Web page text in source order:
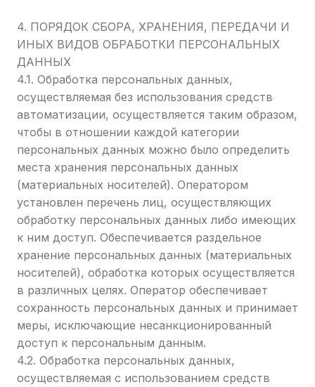
4. ПОРЯДОК СБОРА, ХРАНЕНИЯ, ПЕРЕДАЧИ И
ИНЫХ ВИДОВ ОБРАБОТКИ ПЕРСОНАЛЬНЫХ
ДАННЫХ
4.1. Обработка персональных данных,
осуществляемая без использования средств
автоматизации, осуществляется таким образом,
чтобы в отношении каждой категории
персональных данных можно было определить
места хранения персональных данных
(материальных носителей). Оператором
установлен перечень лиц, осуществляющих
обработку персональных данных либо имеющих
к ним доступ. Обеспечивается раздельное
хранение персональных данных (материальных
носителей), обработка которых осуществляется
в различных целях. Оператор обеспечивает
сохранность персональных данных и принимает
меры, исключающие несанкционированный
доступ к персональным данным.
4.2. Обработка персональных данных,
осуществляемая с использованием средств